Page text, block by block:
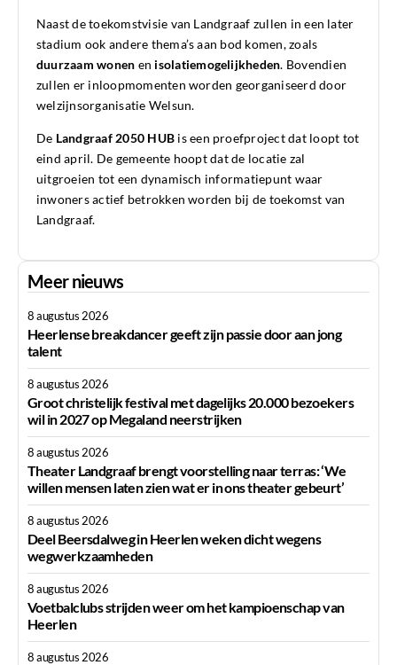
Naast de toekomstvisie van Landgraaf zullen in een later
stadium ook andere thema’s aan bod komen, zoals
duurzaam wonen en isolatiemogelijkheden. Bovendien
zullen er inloopmomenten worden georganiseerd door
welzijnsorganisatie Welsun.
De Landgraaf 2050 HUB is een proefproject dat loopt tot
eind april. De gemeente hoopt dat de locatie zal
uitgroeien tot een dynamisch informatiepunt waar
inwoners actief betrokken worden bij de toekomst van
Landgraaf.
Meer nieuws
8 augustus 2026
Heerlense breakdancer geeft zijn passie door aan jong
talent
8 augustus 2026
Groot christelijk festival met dagelijks 20.000 bezoekers
wil in 2027 op Megaland neerstrijken
8 augustus 2026
Theater Landgraaf brengt voorstelling naar terras: ‘We
willen mensen laten zien wat er in ons theater gebeurt’
8 augustus 2026
Deel Beersdalweg in Heerlen weken dicht wegens
wegwerkzaamheden
8 augustus 2026
Voetbalclubs strijden weer om het kampioenschap van
Heerlen
8 augustus 2026